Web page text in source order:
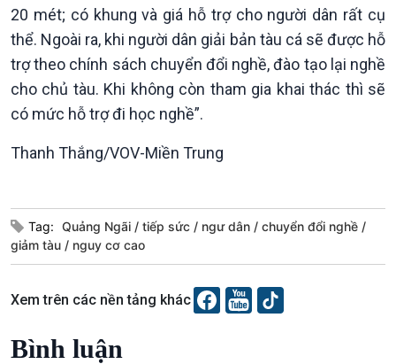
Podcast
Góc nhìn VOV1
Bình luận
10 phút Sự kiện - Luận bàn
Đối thoại
20 mét; có khung và giá hỗ trợ cho người dân rất cụ
thể. Ngoài ra, khi người dân giải bản tàu cá sẽ được hỗ
trợ theo chính sách chuyển đổi nghề, đào tạo lại nghề
cho chủ tàu. Khi không còn tham gia khai thác thì sẽ
có mức hỗ trợ đi học nghề”.
Thanh Thắng/VOV-Miền Trung
Tag: Quảng Ngãi tiếp sức ngư dân
chuyển đổi nghề
giảm tàu
nguy cơ cao
Xem trên các nền tảng khác
Bình luận